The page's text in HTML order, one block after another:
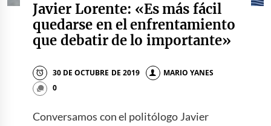
Javier Lorente: «Es más fácil
quedarse en el enfrentamiento
que debatir de lo importante»
30 DE OCTUBRE DE 2019
MARIO YANES
0
Conversamos con el politólogo Javier